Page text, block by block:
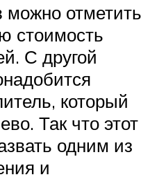
можно отметить
стоимость
С другой
который
Так что этот
одним из
и